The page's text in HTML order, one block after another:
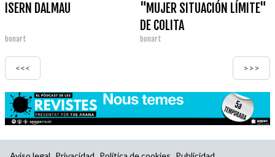
ISERN DALMAU
bonart
"MUJER SITUACIÓN LÍMITE"
DE COLITA
bonart
<<< >>>